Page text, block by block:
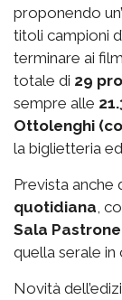
proponendo
titoli campioni
terminare ai
totale di 29
sempre alle
Ottolenghi
la biglietteria
Prevista anche
quotidiana ,
Sala Pastrone
quella serale in
Novità